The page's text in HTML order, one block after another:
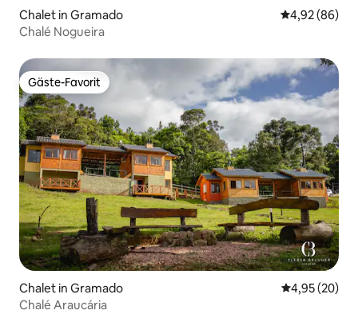
Chalet in Gramado
4,92 (86)
Chalé Nogueira
Gäste-Favorit
Gäste-Favorit
Chalet in Gramado
4,95 (20)
Chalé Araucária